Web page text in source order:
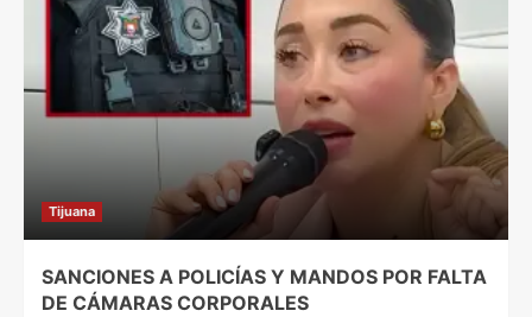
Tijuana
SANCIONES A POLICÍAS Y MANDOS POR FALTA
DE CÁMARAS CORPORALES